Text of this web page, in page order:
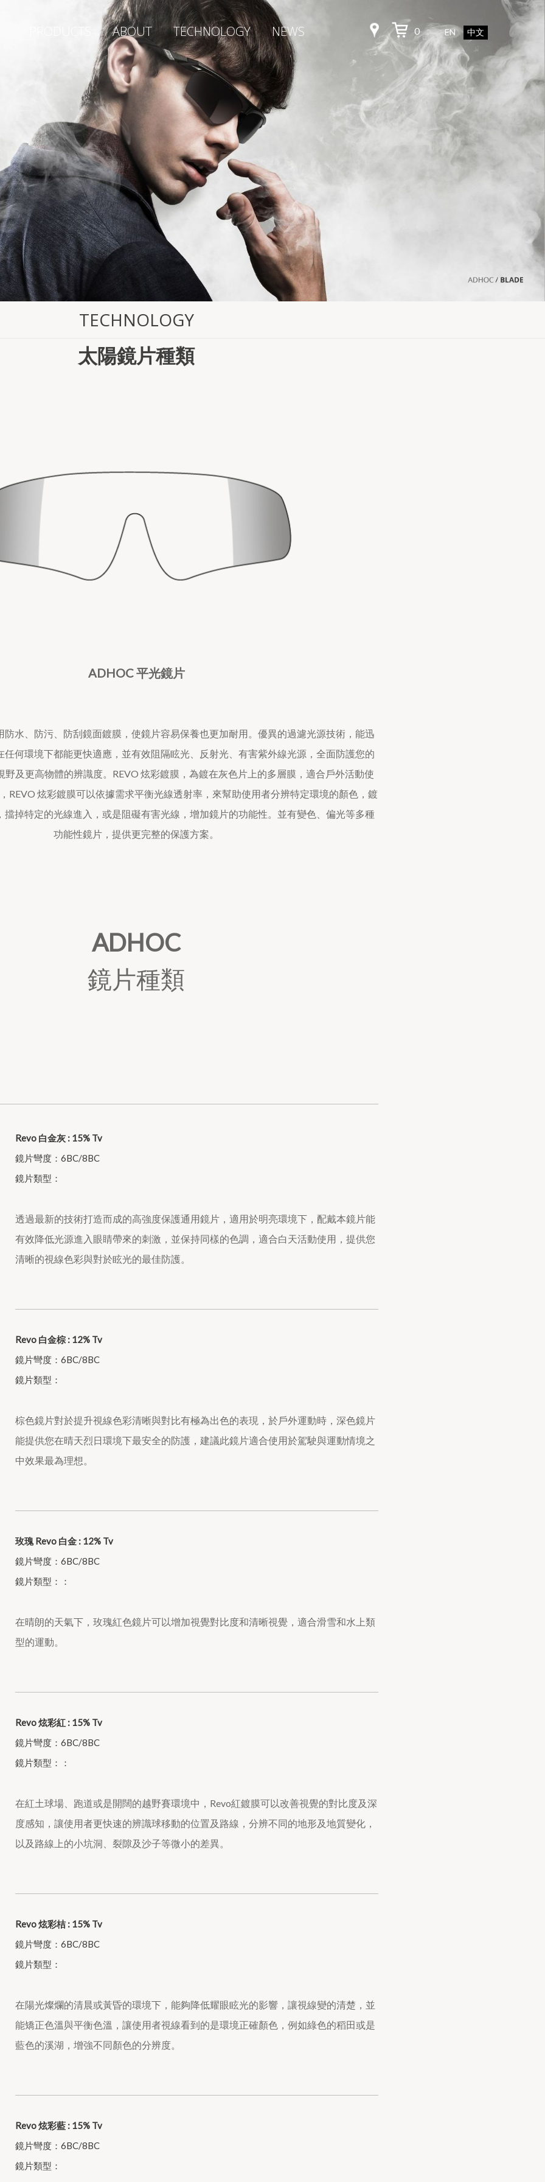
ABOUT TECHNOLOGY NEWS EN 中文
0
TECHNOLOGY
太陽鏡片種類
ADHOC 平光鏡片
水、防污、防刮鏡面鍍膜，使鏡片容易保養也更加耐用。優異的過濾光源技術，能迅
任何環境下都能更快適應，並有效阻隔眩光、反射光、有害紫外線光源，全面防護您的
野及更高物體的辨識度。REVO 炫彩鍍膜，為鍍在灰色片上的多層膜，適合戶外活動使
REVO 炫彩鍍膜可以依據需求平衡光線透射率，來幫助使用者分辨特定環境的顏色，鍍
擋掉特定的光線進入，或是阻礙有害光線，增加鏡片的功能性。並有變色、偏光等多種
功能性鏡片，提供更完整的保護方案。
ADHOC
鏡片種類
Revo 白金灰 : 15% Tv
鏡片彎度：6BC/8BC
鏡片類型：
透過最新的技術打造而成的高強度保護通用鏡片，適用於明亮環境下，配戴本鏡片能
有效降低光源進入眼睛帶來的刺激，並保持同樣的色調，適合白天活動使用，提供您
清晰的視線色彩與對於眩光的最佳防護。
Revo 白金棕 : 12% Tv
鏡片彎度：6BC/8BC
鏡片類型：
棕色鏡片對於提升視線色彩清晰與對比有極為出色的表現，於戶外運動時，深色鏡片
能提供您在晴天烈日環境下最安全的防護，建議此鏡片適合使用於駕駛與運動情境之
中效果最為理想。
玫瑰 Revo 白金 : 12% Tv
鏡片彎度：6BC/8BC
鏡片類型：：
在晴朗的天氣下，玫瑰紅色鏡片可以增加視覺對比度和清晰視覺，適合滑雪和水上類
型的運動。
Revo 炫彩紅 : 15% Tv
鏡片彎度：6BC/8BC
鏡片類型：：
在紅土球場、跑道或是開闊的越野賽環境中，Revo紅鍍膜可以改善視覺的對比度及深
度感知，讓使用者更快速的辨識球移動的位置及路線，分辨不同的地形及地質變化，
以及路線上的小坑洞、裂隙及沙子等微小的差異。
Revo 炫彩桔 : 15% Tv
鏡片彎度：6BC/8BC
鏡片類型：
在陽光燦爛的清晨或黃昏的環境下，能夠降低耀眼眩光的影響，讓視線變的清楚，並
能矯正色溫與平衡色溫，讓使用者視線看到的是環境正確顏色，例如綠色的稻田或是
藍色的溪湖，增強不同顏色的分辨度。
Revo 炫彩藍 : 15% Tv
鏡片彎度：6BC/8BC
鏡片類型：